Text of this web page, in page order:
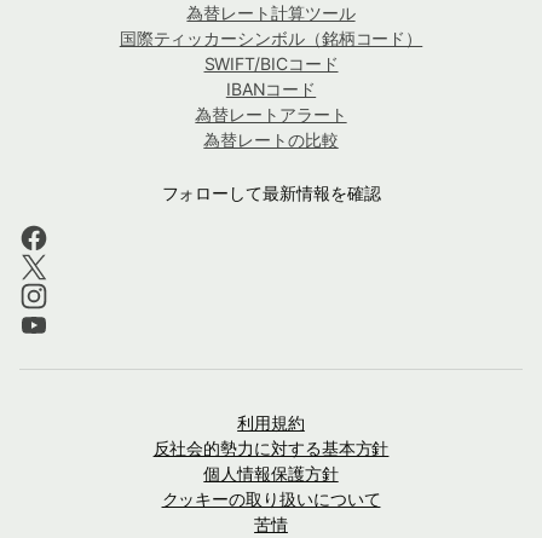
為替レート計算ツール
国際ティッカーシンボル（銘柄コード）
SWIFT/BICコード
IBANコード
為替レートアラート
為替レートの比較
フォローして最新情報を確認
利用規約
反社会的勢力に対する基本方針
個人情報保護方針
クッキーの取り扱いについて
苦情